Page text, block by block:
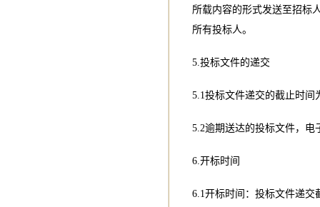
所载内容的形式发送至招标
所有投标人。
5.投标文件的递交
5.1投标文件递交的截止时
5.2逾期送达的投标文件，电
6.开标时间
6.1开标时间：投标文件递交